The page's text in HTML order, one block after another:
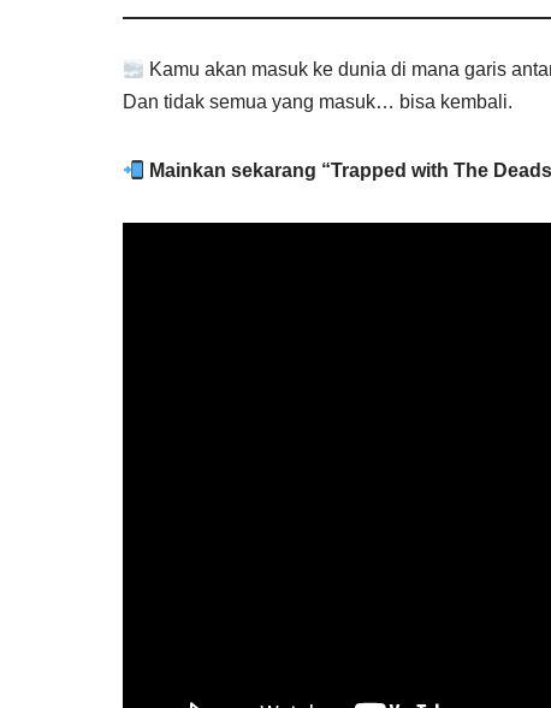
Kamu akan masuk ke dunia di mana garis
Dan tidak semua yang masuk… bisa kembali.
Mainkan sekarang “Trapped with The